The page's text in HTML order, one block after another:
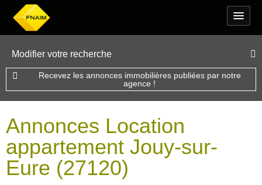
Modifier votre recherche
Recevez les annonces immobilières publiées par notre
agence !
Annonces Location
appartement Jouy-sur-
Eure (27120)